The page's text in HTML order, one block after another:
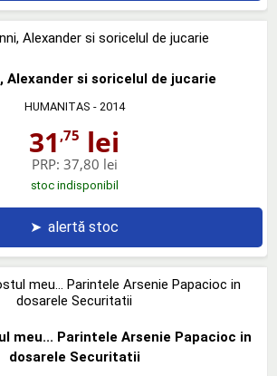
Alexander si soricelul de jucarie
HUMANITAS - 2014
31 ,75 lei
PRP: 37,80 lei
stoc indisponibil
➤ alertă stoc
meu... Parintele Arsenie Papacioc in
dosarele Securitatii